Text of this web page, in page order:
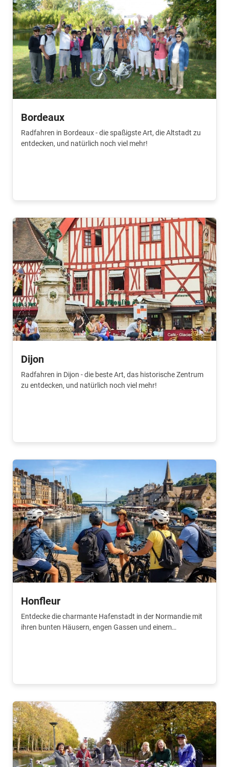
Bordeaux
Radfahren in Bordeaux - die spaßigste Art, die Altstadt zu
entdecken, und natürlich noch viel mehr!
Dijon
Radfahren in Dijon - die beste Art, das historische Zentrum
zu entdecken, und natürlich noch viel mehr!
Honfleur
Entdecke die charmante Hafenstadt in der Normandie mit
ihren bunten Häusern, engen Gassen und einem